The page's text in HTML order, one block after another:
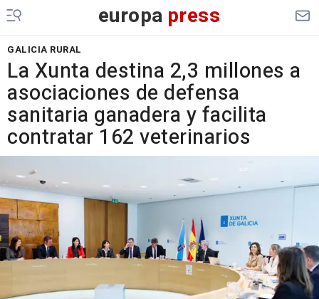
europa press
GALICIA RURAL
La Xunta destina 2,3 millones a
asociaciones de defensa
sanitaria ganadera y facilita
contratar 162 veterinarios